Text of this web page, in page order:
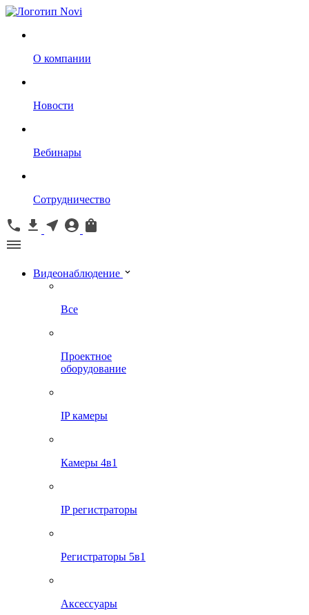
О компании
Новости
Вебинары
Сотрудничество
Видеонаблюдение
Все
Проектное
оборудование
IP камеры
Камеры 4в1
IP регистраторы
Регистраторы 5в1
Аксессуары